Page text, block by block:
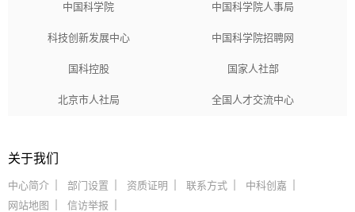
中国科学院 中国科学院人事局
科技创新发展中心 中国科学院招聘网
国科控股 国家人社部
北京市人社局 全国人才交流中心
关于我们
中心简介 部门设置 资质证明 联系方式
中科创嘉
网站地图
信访举报